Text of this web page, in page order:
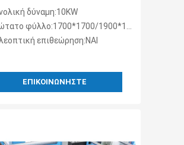
ζαρωμένη έγγραφο για
στους σωρούς
δύναμη:10KW
φύλλο:1700*1700/1900*1900mm
επιθεώρηση:ΝΑΙ
ΕΠΙΚΟΙΝΩΝΉΣΤΕ